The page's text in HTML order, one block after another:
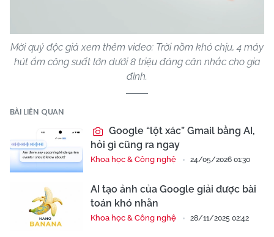
Mời quý độc giả xem thêm video: Trời nồm khó chịu, 4 máy
hút ẩm công suất lớn dưới 8 triệu đáng cân nhắc cho gia
đình.
BÀI LIÊN QUAN
Google “lột xác” Gmail bằng AI,
hỏi gì cũng ra ngay
Khoa học & Công nghệ 24/05/2026 01:30
AI tạo ảnh của Google giải được bài
toán khó nhằn
Khoa học & Công nghệ 28/11/2025 02:42